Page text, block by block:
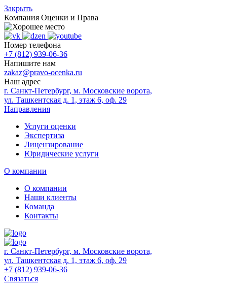
Закрыть
Компания Оценки и Права
Номер телефона
+7 (812) 939-06-36
Напишите нам
zakaz@pravo-ocenka.ru
Наш адрес
г. Санкт-Петербург, м. Московские ворота,
ул. Ташкентская д. 1, этаж 6, оф. 29
Направления
Услуги оценки
Экспертиза
Лицензирование
Юридические услуги
О компании
О компании
Наши клиенты
Команда
Контакты
г. Санкт-Петербург, м. Московские ворота,
ул. Ташкентская д. 1, этаж 6, оф. 29
+7 (812) 939-06-36
Связаться